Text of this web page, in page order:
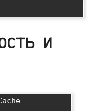
и